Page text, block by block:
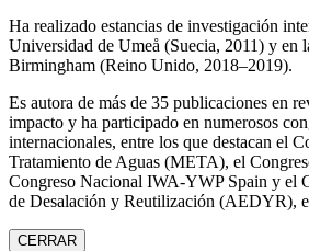
Ha realizado estancias de investigación
Universidad de Umeå (Suecia, 2011) y en
Birmingham (Reino Unido, 2018–2019).
Es autora de más de 35 publicaciones en
impacto y ha participado en numerosos
internacionales, entre los que destacan el
Tratamiento de Aguas (META), el
Congreso Nacional IWA‑YWP Spain y el
de Desalación y Reutilización (AEDYR),
CERRAR